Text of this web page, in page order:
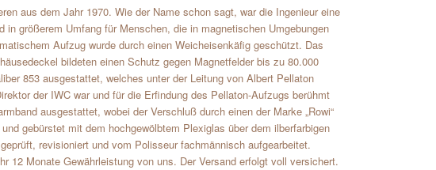
aus dem Jahr 1970. Wie der Name schon sagt, war die Ingenieur eine
in größerem Umfang für Menschen, die in magnetischen Umgebungen
Aufzug wurde durch einen Weicheisenkäfig geschützt. Das
bildeten einen Schutz gegen Magnetfelder bis zu 80.000
853 ausgestattet, welches unter der Leitung von Albert Pellaton
der IWC war und für die Erfindung des Pellaton-Aufzugs berühmt
ausgestattet, wobei der Verschluß durch einen der Marke „Rowi“
gebürstet mit dem hochgewölbtem Plexiglas über dem ilberfarbigen
revisioniert und vom Polisseur fachmännisch aufgearbeitet.
12 Monate Gewährleistung von uns. Der Versand erfolgt voll versichert.